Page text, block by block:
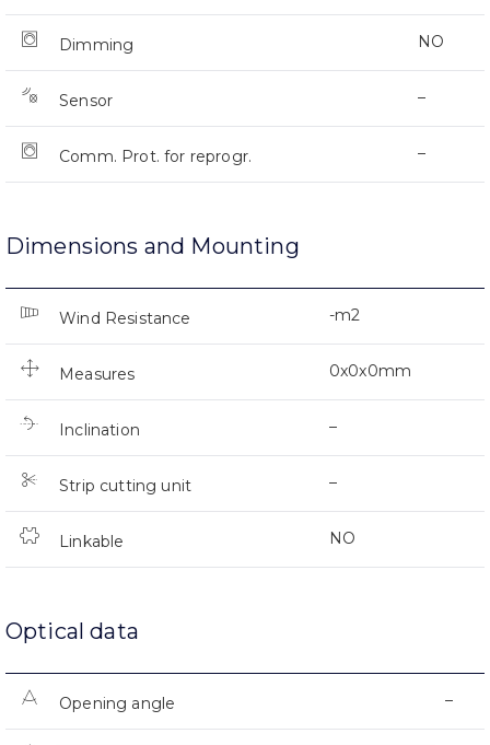
Dimming NO
Sensor –
Comm. Prot. for reprogr. –
Dimensions and Mounting
Wind Resistance -m2
Measures 0x0x0mm
Inclination –
Strip cutting unit –
Linkable NO
Optical data
Opening angle –